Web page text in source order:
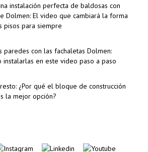
instalación perfecta de baldosas con
Dolmen: El video que cambiará la forma
pisos para siempre
paredes con las fachaletas Dolmen:
instalarlas en este video paso a paso
¿Por qué el bloque de construcción
la mejor opción?